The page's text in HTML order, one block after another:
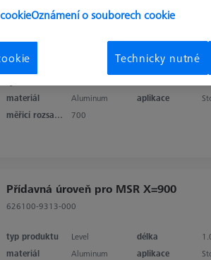
materiál
Aluminum aplikace
měřicí rozsah v ose X
700
Přídavná úroveň pro MSR X=900
626100-9313-000
typ produktu Level délka
materiál
Aluminum aplikace
Oznámení o souborech cookie
Technicky nutné